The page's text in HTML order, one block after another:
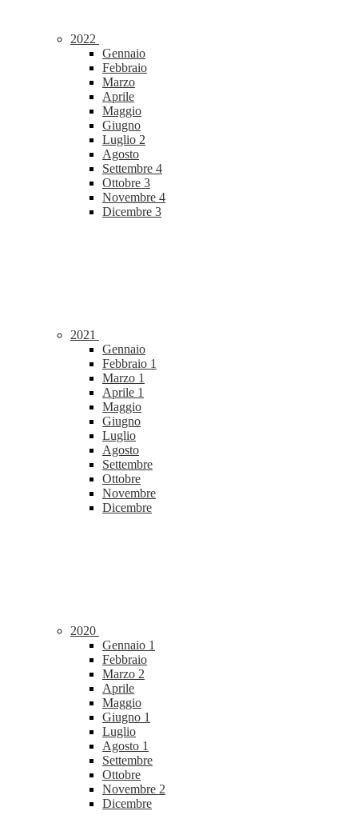
2022
Gennaio
Febbraio
Marzo
Aprile
Maggio
Giugno
Luglio 2
Agosto
Settembre 4
Ottobre 3
Novembre 4
Dicembre 3
2021
Gennaio
Febbraio 1
Marzo 1
Aprile 1
Maggio
Giugno
Luglio
Agosto
Settembre
Ottobre
Novembre
Dicembre
2020
Gennaio 1
Febbraio
Marzo 2
Aprile
Maggio
Giugno 1
Luglio
Agosto 1
Settembre
Ottobre
Novembre 2
Dicembre